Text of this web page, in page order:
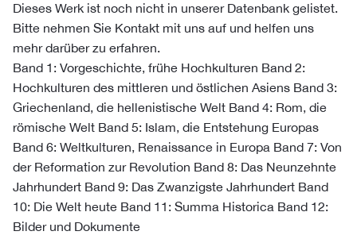
Dieses Werk ist noch nicht in unserer Datenbank gelistet.
Bitte nehmen Sie Kontakt mit uns auf und helfen uns
mehr darüber zu erfahren.
Band 1: Vorgeschichte, frühe Hochkulturen Band 2:
Hochkulturen des mittleren und östlichen Asiens Band 3:
Griechenland, die hellenistische Welt Band 4: Rom, die
römische Welt Band 5: Islam, die Entstehung Europas
Band 6: Weltkulturen, Renaissance in Europa Band 7: Von
der Reformation zur Revolution Band 8: Das Neunzehnte
Jahrhundert Band 9: Das Zwanzigste Jahrhundert Band
10: Die Welt heute Band 11: Summa Historica Band 12:
Bilder und Dokumente